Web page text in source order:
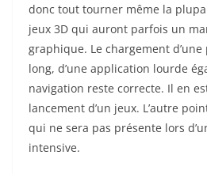
donc tout tourner même la
jeux 3D qui auront parfois un
graphique. Le chargement d’une
long, d’une application lourde
navigation reste correcte. Il en
lancement d’un jeux. L’autre
qui ne sera pas présente lors
intensive.